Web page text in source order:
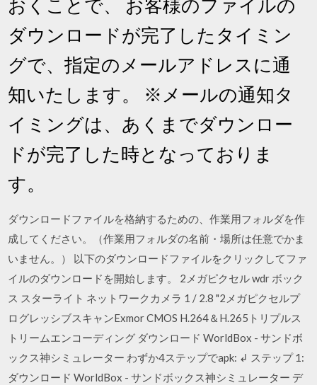
おくことで、 お客様のファイルの
ダウンロードが完了したタイミン
グで、指定のメールアドレスに通
知いたします。 ※メールの通知タ
イミングは、あくまでダウンロー
ドが完了した時となっておりま
す。
ダウンロードファイルを格納するための、作業用フォルダを作
成してください。（作業用フォルダの名前・場所は任意でかま
いません。） 以下のダウンロードファイルをクリックしてファ
イルのダウンロードを開始します。 2メガピクセル wdr ボック
ス スターライト ネットワークカメラ 1 / 2.8 "2メガピクセルプ
ログレッシブスキャンExmor CMOS H.264＆H.265トリプルス
トリームエンコーディング ダウンロード WorldBox - サンドボ
ックス神シミュレーター わずか4ステップでapk: ↲ ステップ 1:
ダウンロード WorldBox - サンドボックス神シミュレーター デ